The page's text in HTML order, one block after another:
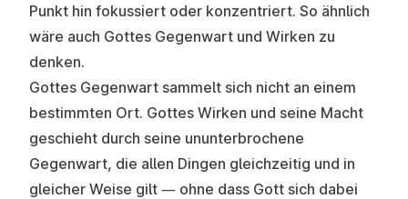
Punkt hin fokussiert oder konzentriert. So ähnlich
wäre auch Gottes Gegenwart und Wirken zu
denken.
Gottes Gegenwart sammelt sich nicht an einem
bestimmten Ort. Gottes Wirken und seine Macht
geschieht durch seine ununterbrochene
Gegenwart, die allen Dingen gleichzeitig und in
gleicher Weise gilt — ohne dass Gott sich dabei